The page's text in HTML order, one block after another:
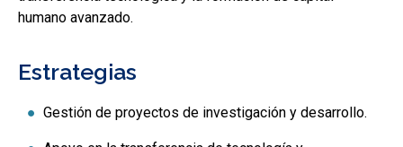
humano avanzado.
Estrategias
Gestión de proyectos de investigación y desarrollo.